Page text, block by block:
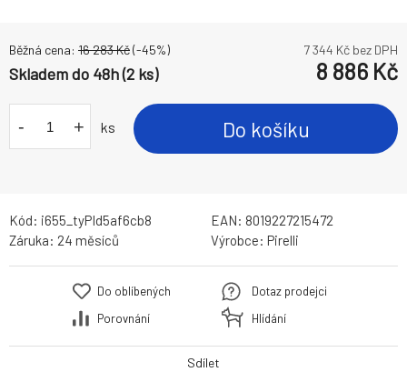
Běžná cena: 16 283Kč(-45%) 7 344 Kč bez DPH
Skladem do 48h (2 ks) 8 886 Kč
- + ks Do košíku
Kód: i655_tyPId5af6cb8 EAN: 8019227215472
Záruka: 24 měsíců Výrobce: Pirelli
Do oblíbených
Porovnání
Dotaz prodejci
Hlídání
Sdílet